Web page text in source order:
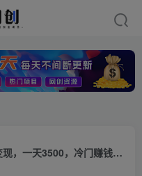
（9823期）抖音手游蛋仔派对全新变现，一天3500，冷门赚钱玩法，一部手机可操作